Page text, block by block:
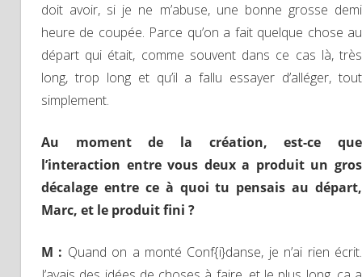
doit avoir, si je ne m’abuse, une bonne grosse demi
heure de coupée. Parce qu’on a fait quelque chose au
départ qui était, comme souvent dans ce cas là, très
long, trop long et qu’il a fallu essayer d’alléger, tout
simplement.
Au moment de la création, est-ce que
l’interaction entre vous deux a produit un gros
décalage entre ce à quoi tu pensais au départ,
Marc, et le produit fini ?
M : Quand on a monté Conf{i}danse, je n’ai rien écrit.